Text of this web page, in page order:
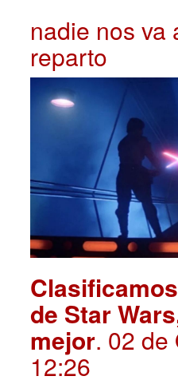
nadie nos va
reparto
de Star
mejor. 02 de
12:26